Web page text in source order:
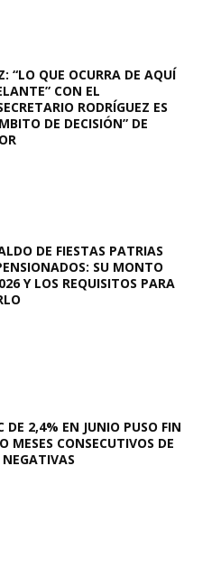
“LO QUE OCURRA DE AQUÍ
CON EL
RODRÍGUEZ ES
DE DECISIÓN” DE
DE FIESTAS PATRIAS
SU MONTO
Y LOS REQUISITOS PARA
DE 2,4% EN JUNIO PUSO FIN
MESES CONSECUTIVOS DE
NEGATIVAS